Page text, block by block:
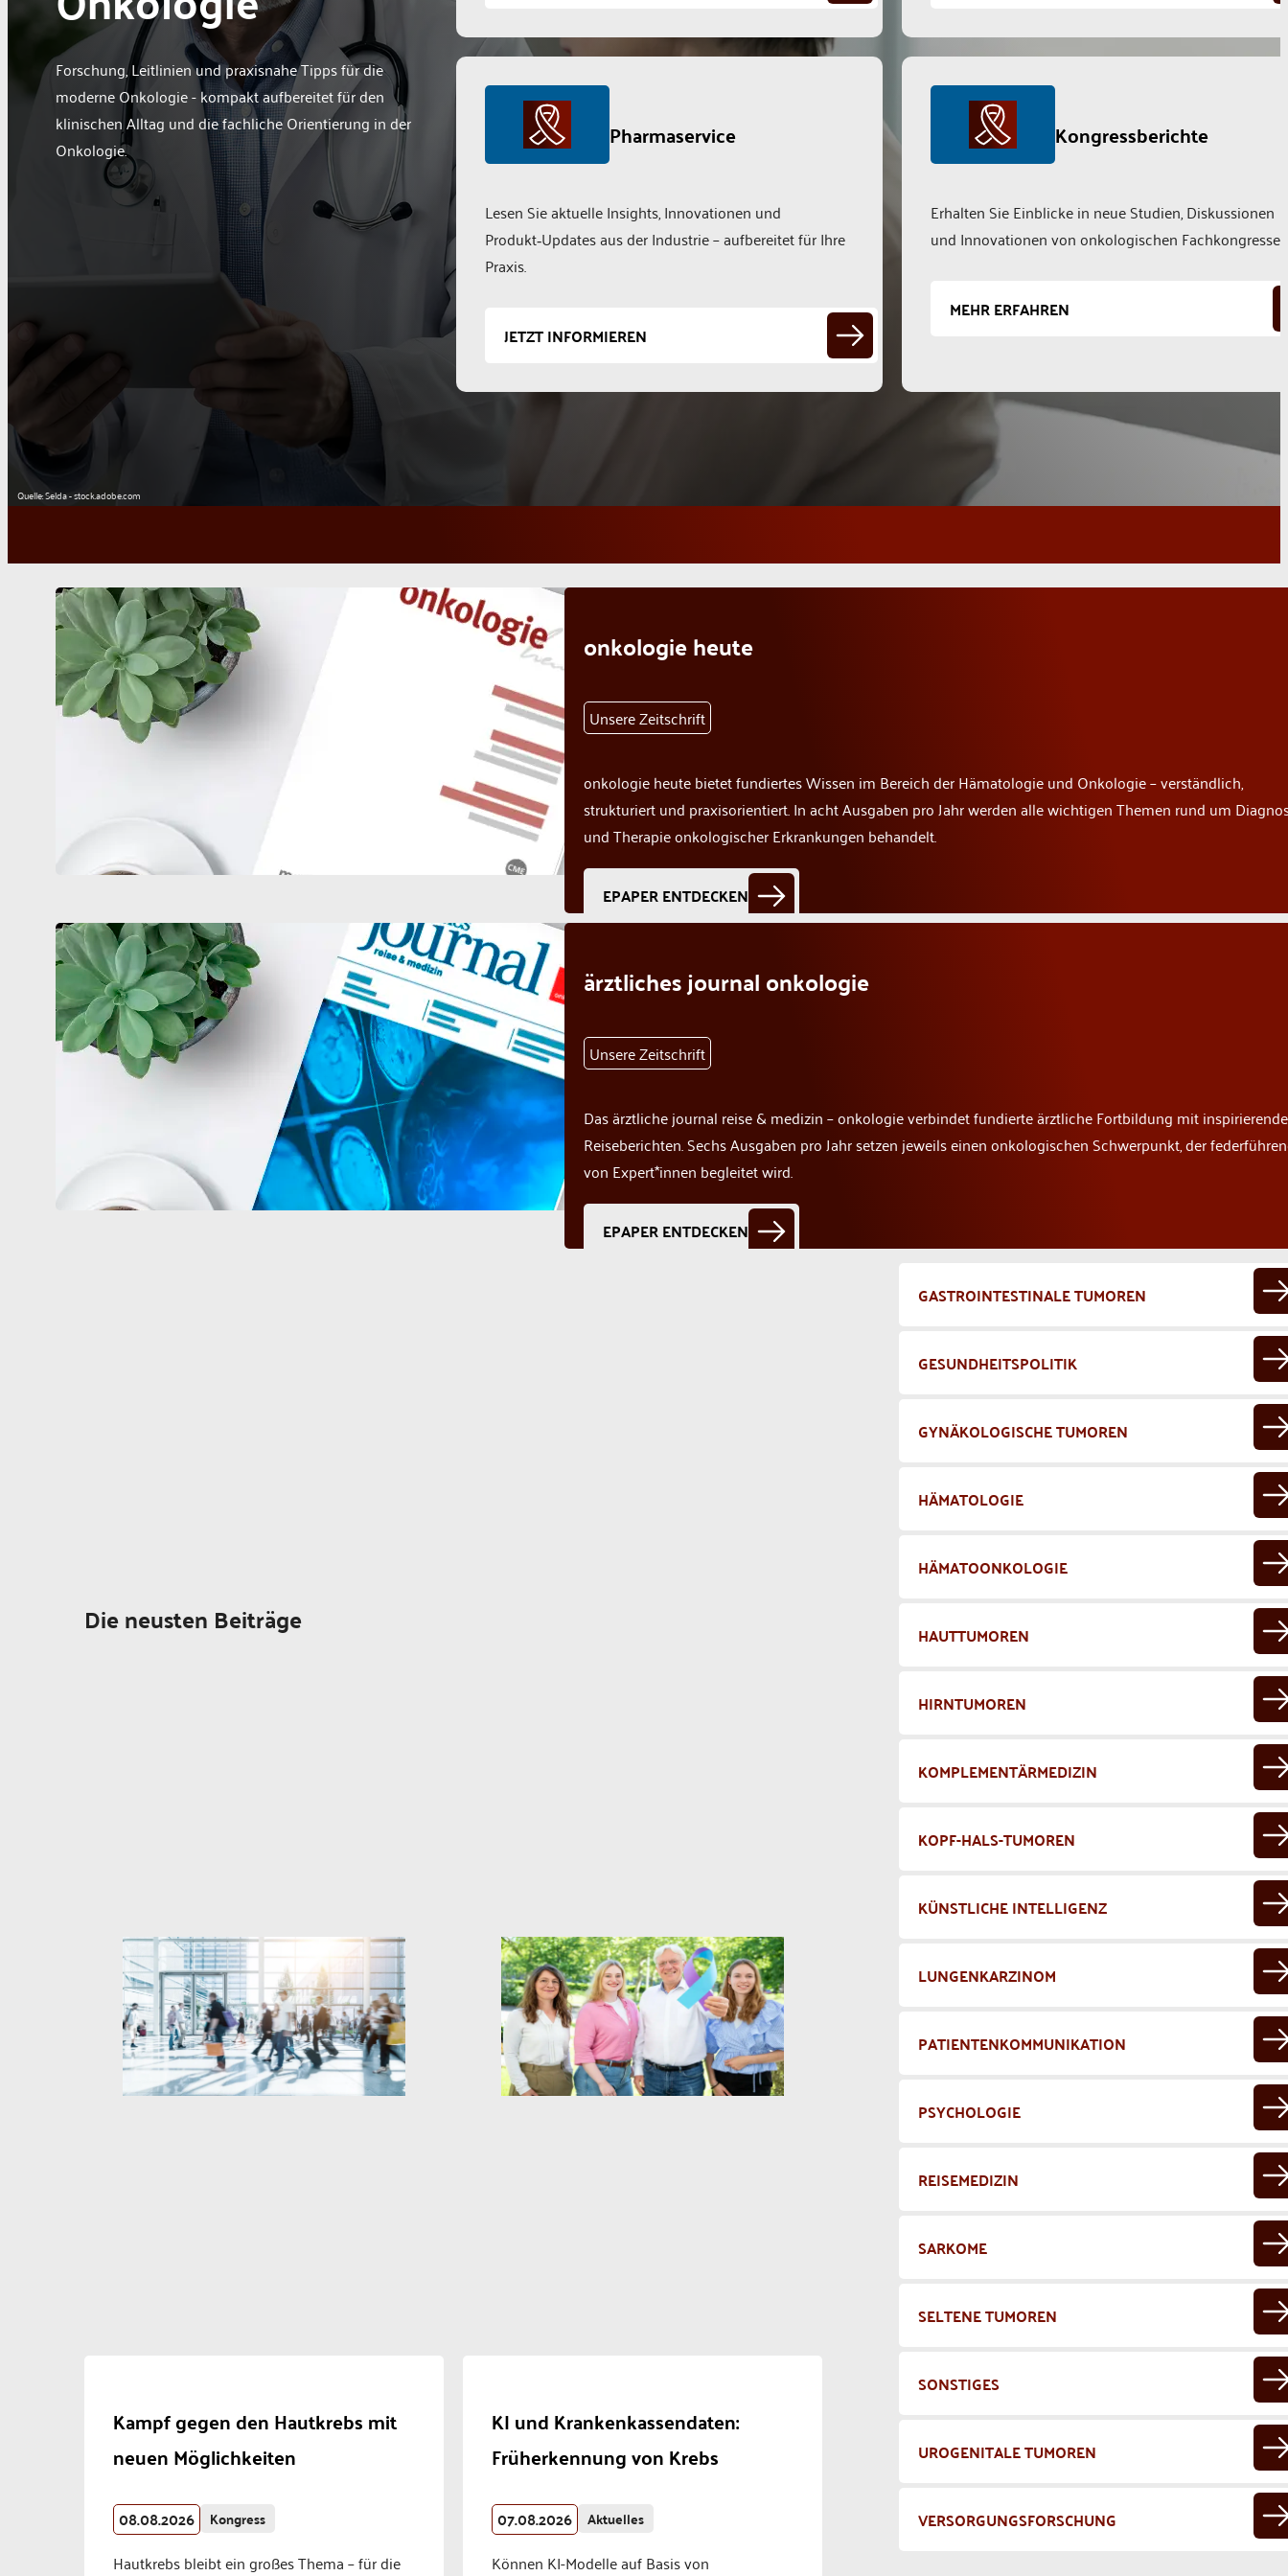
Berufspolitik
Personalia
Panorama
Service
Kongress
Literatur
Aus der Industrie
Veranstaltungen
Zahlen | Daten | Fakten
MGB Login
Forschung, Leitlinien und praxisnahe Tipps für die
moderne Onkologie - kompakt aufbereitet für den
klinischen Alltag und die fachliche Orientierung in der
Onkologie.
Pharmaservice
Lesen Sie aktuelle Insights, Innovationen und
Produkt‑Updates aus der Industrie – aufbereitet für Ihre
Praxis.
JETZT INFORMIEREN
Kongressberichte
Erhalten Sie Einblicke in neue Studien, Diskussionen
und Innovationen von onkologischen
MEHR ERFAHREN
Quelle: Selda - stock.adobe.com
onkologie heute
Unsere Zeitschrift
onkologie heute bietet fundiertes Wissen im Bereich der Hämatologie und Onkologie – verständlich,
strukturiert und praxisorientiert. In acht Ausgaben pro Jahr werden alle wichtigen Themen rund um
und Therapie onkologischer Erkrankungen behandelt.
EPAPER ENTDECKEN
ärztliches journal onkologie
Unsere Zeitschrift
Das ärztliche journal reise & medizin – onkologie verbindet fundierte ärztliche Fortbildung mit
Reiseberichten. Sechs Ausgaben pro Jahr setzen jeweils einen onkologischen Schwerpunkt, der
von Expert*innen begleitet wird.
EPAPER ENTDECKEN
Die neusten Beiträge
Kampf gegen den Hautkrebs mit
neuen Möglichkeiten
08.08.2026 Kongress
Hautkrebs bleibt ein großes Thema – für die
KI und Krankenkassendaten:
Früherkennung von Krebs
07.08.2026 Aktuelles
Können KI-Modelle auf Basis von
GASTROINTESTINALE TUMOREN
GESUNDHEITSPOLITIK
GYNÄKOLOGISCHE TUMOREN
HÄMATOLOGIE
HÄMATOONKOLOGIE
HAUTTUMOREN
HIRNTUMOREN
KOMPLEMENTÄRMEDIZIN
KOPF-HALS-TUMOREN
KÜNSTLICHE INTELLIGENZ
LUNGENKARZINOM
PATIENTENKOMMUNIKATION
PSYCHOLOGIE
REISEMEDIZIN
SARKOME
SELTENE TUMOREN
SONSTIGES
UROGENITALE TUMOREN
VERSORGUNGSFORSCHUNG